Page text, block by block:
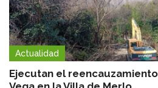
Actualidad
Ejecutan el